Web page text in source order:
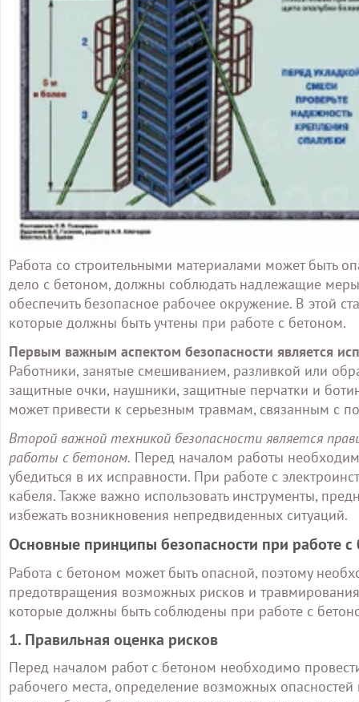
Работа со строительными материалами может быть
дело с бетоном, должны соблюдать надлежащие
обеспечить безопасное рабочее окружение. В этой
которые должны быть учтены при работе с бетоном.
Первым важным аспектом безопасности является
Работники, занятые смешиванием, разливкой или
защитные очки, наушники, защитные перчатки и
может привести к серьезным травмам, связанным с
Второй важной техникой безопасности является
работы с бетоном. Перед началом работы
убедиться в их исправности. При работе с
кабеля. Также важно использовать инструменты,
избежать возникновения непредвиденных ситуаций.
Основные принципы безопасности при работе с
Работа с бетоном может быть опасной, поэтому
предотвращения возможных рисков и
которые должны быть соблюдены при работе с
1. Правильная оценка рисков
Перед началом работ с бетоном необходимо
рабочего места, определение возможных